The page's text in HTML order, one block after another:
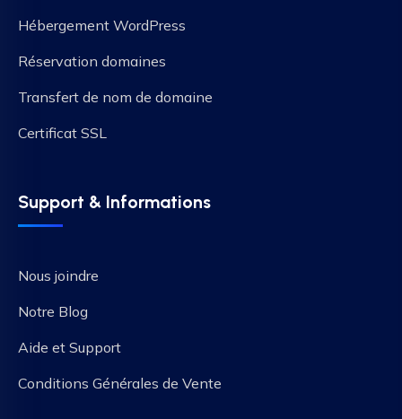
Hébergement WordPress
Réservation domaines
Transfert de nom de domaine
Certificat SSL
Support & Informations
Nous joindre
Notre Blog
Aide et Support
Conditions Générales de Vente